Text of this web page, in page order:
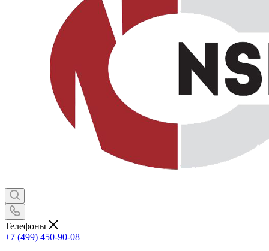
Телефоны
+7 (499) 450-90-08